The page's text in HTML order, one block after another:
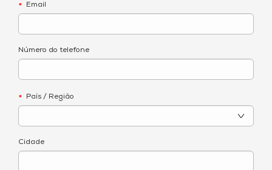
* Email
Número do telefone
* País / Região
Cidade